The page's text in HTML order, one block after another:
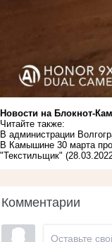
Новости на Блoкнoт-
Читайте также:
В администрации
В Камышине 30 марта
"Текстильщик"
Комментарии